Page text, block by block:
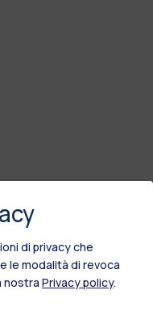
di privacy che
le modalità di revoca
nostra Privacy policy.